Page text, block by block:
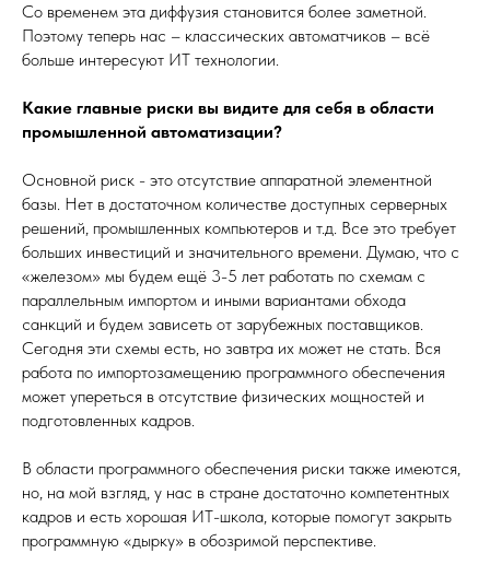
Со временем эта диффузия становится более заметной.
Поэтому теперь нас – классических автоматчиков – всё
больше интересуют ИТ технологии.
Какие главные риски вы видите для себя в области
промышленной автоматизации?
Основной риск - это отсутствие аппаратной элементной
базы. Нет в достаточном количестве доступных серверных
решений, промышленных компьютеров и т.д. Все это требует
больших инвестиций и значительного времени. Думаю, что с
«железом» мы будем ещё 3-5 лет работать по схемам с
параллельным импортом и иными вариантами обхода
санкций и будем зависеть от зарубежных поставщиков.
Сегодня эти схемы есть, но завтра их может не стать. Вся
работа по импортозамещению программного обеспечения
может упереться в отсутствие физических мощностей и
подготовленных кадров.
В области программного обеспечения риски также имеются,
но, на мой взгляд, у нас в стране достаточно компетентных
кадров и есть хорошая ИТ-школа, которые помогут закрыть
программную «дырку» в обозримой перспективе.